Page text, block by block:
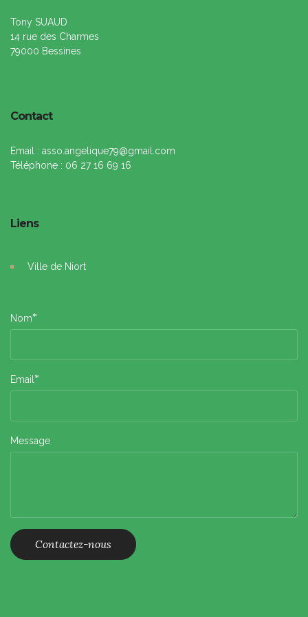
Tony SUAUD
14 rue des Charmes
79000 Bessines
Contact
Email : asso.angelique79@gmail.com
Téléphone : 06 27 16 69 16
Liens
Ville de Niort
Nom*
Email *
Message
Contactez-nous